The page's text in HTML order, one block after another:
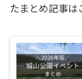
たまとめ記事は